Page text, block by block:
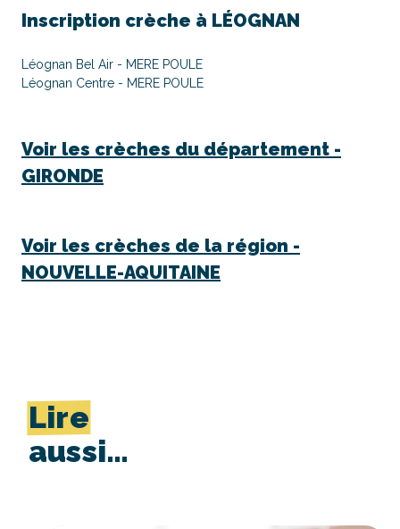
Inscription crèche à LÉOGNAN
Léognan Bel Air - MERE POULE
Léognan Centre - MERE POULE
Voir les crèches du département -
GIRONDE
Voir les crèches de la région -
NOUVELLE-AQUITAINE
Lire
aussi…